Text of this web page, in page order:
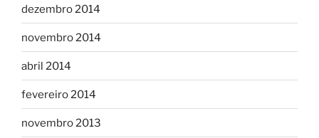
dezembro 2014
novembro 2014
abril 2014
fevereiro 2014
novembro 2013